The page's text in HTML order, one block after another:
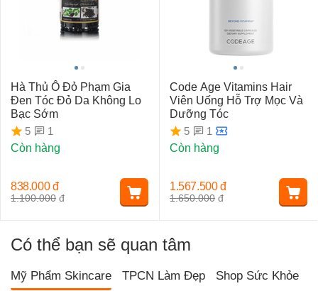
Hà Thủ Ô Đỏ Phạm Gia
Đen Tóc Đỏ Da Không Lo
Bạc Sớm
5
1
Còn hàng
1.100.000 đ
838.000 đ
Code Age Vitamins Hair
Viên Uống Hỗ Trợ Mọc Và
Dưỡng Tóc
5
1
Còn hàng
1.650.000 đ
1.567.500 đ
Có thể bạn sẽ quan tâm
Mỹ Phẩm Skincare TPCN Làm Đẹp Shop Sức Khỏe